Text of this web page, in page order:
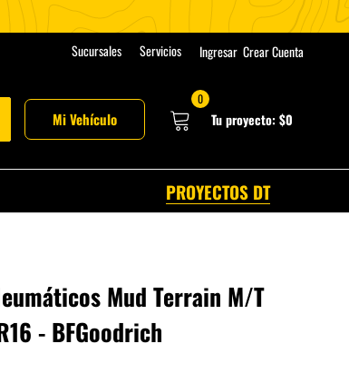
Sucursales Servicios Ingresar Crear Cuenta
Mi Vehículo
0
Tu proyecto: $0
PROYECTOS DT
Mud Terrain M/T
- BFGoodrich